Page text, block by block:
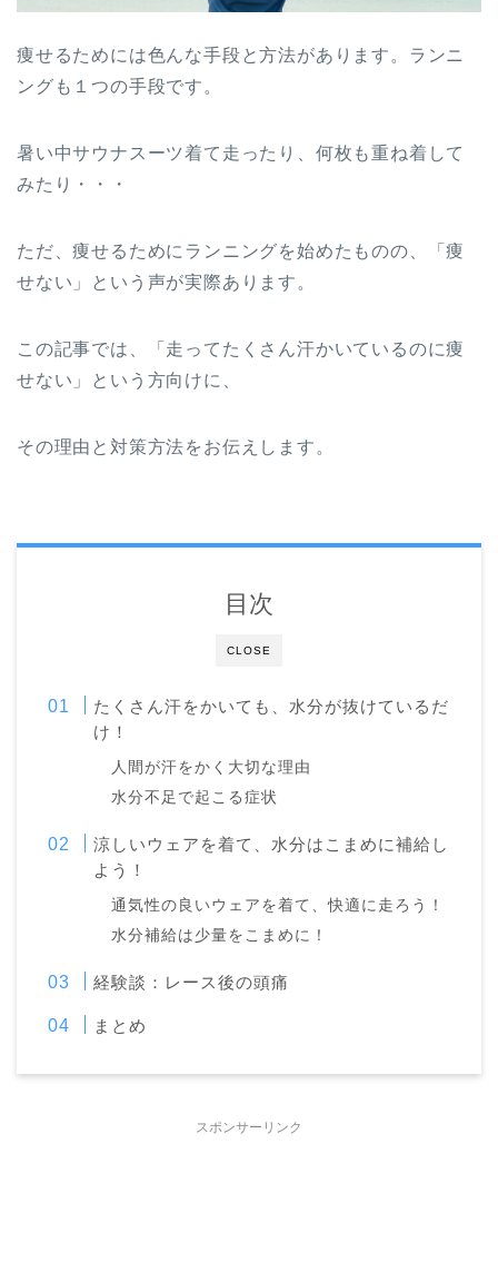
痩せるためには色んな手段と方法があります。ランニ
ングも１つの手段です。
暑い中サウナスーツ着て走ったり、何枚も重ね着して
みたり・・・
ただ、痩せるためにランニングを始めたものの、「痩
せない」という声が実際あります。
この記事では、「走ってたくさん汗かいているのに痩
せない」という方向けに、
その理由と対策方法をお伝えします。
CLOSE
目次
たくさん汗をかいても、水分が抜けているだ
け！
人間が汗をかく大切な理由
水分不足で起こる症状
涼しいウェアを着て、水分はこまめに補給し
よう！
通気性の良いウェアを着て、快適に走ろう！
水分補給は少量をこまめに！
経験談：レース後の頭痛
まとめ
スポンサーリンク